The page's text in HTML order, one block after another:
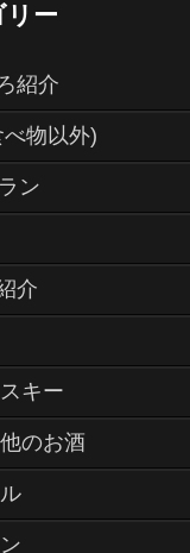
リー
紹介
物以外)
ン
介
キー
のお酒